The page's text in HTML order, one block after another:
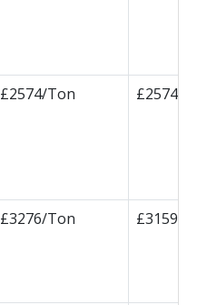
£2574/Ton £2574/
£3276/Ton £3159/